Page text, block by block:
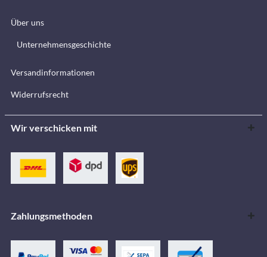
Über uns
Unternehmensgeschichte
Versandinformationen
Widerrufsrecht
Wir verschicken mit
Zahlungsmethoden